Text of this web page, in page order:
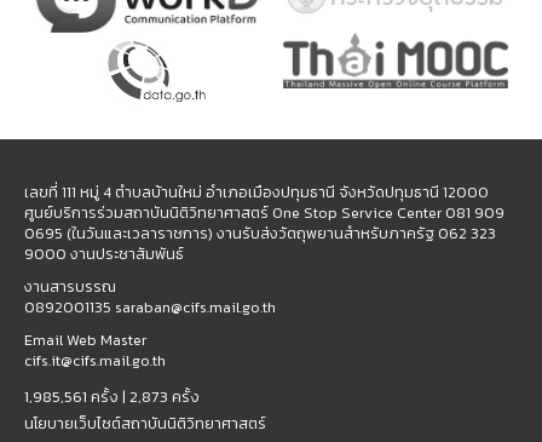
เลขที่ 111 หมู่ 4 ตำบลบ้านใหม่ อำเภอเมืองปทุมธานี จังหวัดปทุมธานี 12000
ศูนย์บริการร่วมสถาบันนิติวิทยาศาสตร์ One Stop Service Center 081 909
0695 (ในวันและเวลาราชการ) งานรับส่งวัตถุพยานสำหรับภาครัฐ 062 323
9000 งานประชาสัมพันธ์
งานสารบรรณ
0892001135 saraban@cifs.mail.go.th
Email Web Master
cifs.it@cifs.mail.go.th
1,985,561 ครั้ง | 2,873 ครั้ง
นโยบายเว็บไซต์สถาบันนิติวิทยาศาสตร์